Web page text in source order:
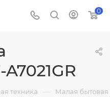
0
техника — Малая бытовая